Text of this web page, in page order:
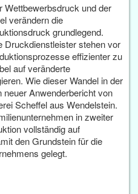
Wettbewerbsdruck und der
verändern die
grundlegend.
Druckdienstleister stehen vor
effizienter zu
auf veränderte
Wie dieser Wandel in der
neuer Anwenderbericht von
Scheffel aus Wendelstein.
in zweiter
vollständig auf
den Grundstein für die
gelegt.